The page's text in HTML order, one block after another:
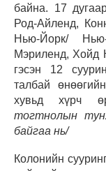
байна. 17
Род-Айленд,
Нью-Йорк/
Мэриленд, Хойд
гэсэн 12
талбай
хувьд хүрч
тогтнолын
байгаа нь/
Колонийн